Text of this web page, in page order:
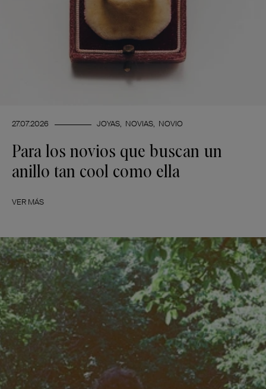
27.07.2026 JOYAS NOVIAS NOVIO
Para los novios que buscan un
anillo tan cool como ella
VER MÁS